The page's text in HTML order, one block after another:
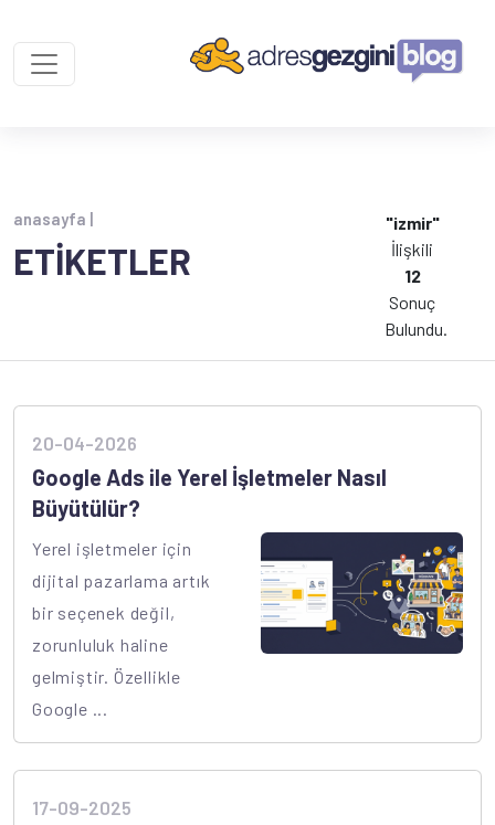
anasayfa |
ETİKETLER
"izmir"
İlişkili
12
Sonuç
Bulundu.
20-04-2026
Google Ads ile Yerel İşletmeler Nasıl
Büyütülür?
Yerel işletmeler için
dijital pazarlama artık
bir seçenek değil,
zorunluluk haline
gelmiştir. Özellikle
Google ...
17-09-2025